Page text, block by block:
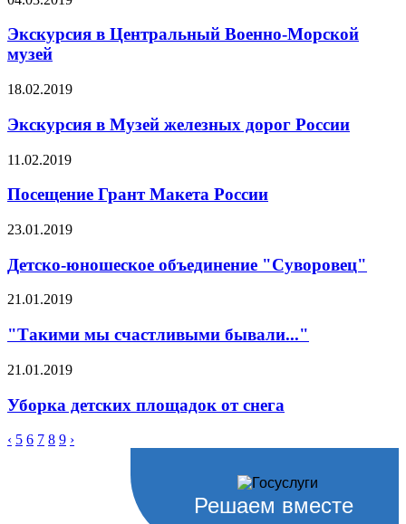
Экскурсия в Центральный Военно-Морской
музей
18.02.2019
Экскурсия в Музей железных дорог России
11.02.2019
Посещение Грант Макета России
23.01.2019
Детско-юношеское объединение "Суворовец"
21.01.2019
"Такими мы счастливыми бывали..."
21.01.2019
Уборка детских площадок от снега
‹ 5 6 7 8 9 ›
Решаем вместе